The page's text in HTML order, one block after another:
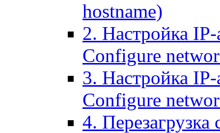
hostname)
2. Настройка IP-
Configure
3. Настройка
Configure
4. Перезагрузка